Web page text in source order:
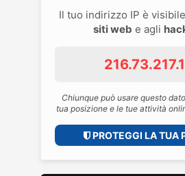
Il tuo indirizzo IP è
siti web e agli
Chiunque può usare questo
tua posizione e le tue attività
PROTEGGI LA TUA